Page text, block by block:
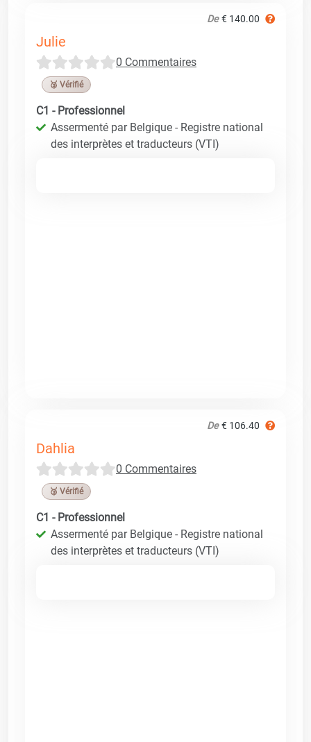
De € 140.00
Julie
0 Commentaires
🥉 Vérifié
C1 - Professionnel
Assermenté par Belgique - Registre national
des interprètes et traducteurs (VTI)
De € 106.40
Dahlia
0 Commentaires
🥉 Vérifié
C1 - Professionnel
Assermenté par Belgique - Registre national
des interprètes et traducteurs (VTI)